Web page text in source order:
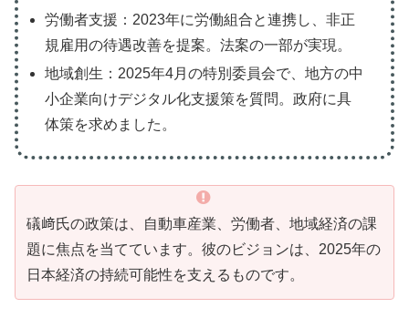
労働者支援：2023年に労働組合と連携し、非正
規雇用の待遇改善を提案。法案の一部が実現。
地域創生：2025年4月の特別委員会で、地方の中
小企業向けデジタル化支援策を質問。政府に具
体策を求めました。
礒﨑氏の政策は、自動車産業、労働者、地域経済の課
題に焦点を当てています。彼のビジョンは、2025年の
日本経済の持続可能性を支えるものです。